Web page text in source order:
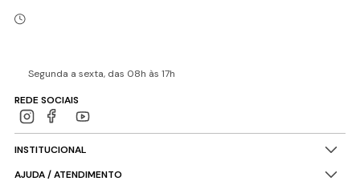
Segunda a sexta, das 08h às 17h
REDE SOCIAIS
INSTITUCIONAL
AJUDA / ATENDIMENTO